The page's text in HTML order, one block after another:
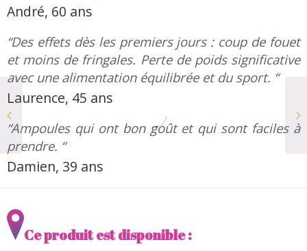
André, 60 ans
“Des effets dès les premiers jours : coup de fouet
et moins de fringales. Perte de poids significative
avec une alimentation équilibrée et du sport. “
Laurence, 45 ans
“Ampoules qui ont bon goût et qui sont faciles à
prendre. “
Damien, 39 ans
Ce produit est disponible :
Gamme de shampoing